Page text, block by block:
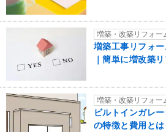
増築・改築リフォー
増築工事リフォ
｜簡単に増改築
増築・改築リフォー
ビルトインガレ
の特徴と費用と